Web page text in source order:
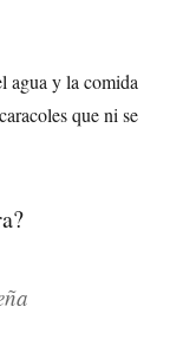
agua y la comida
que ni se